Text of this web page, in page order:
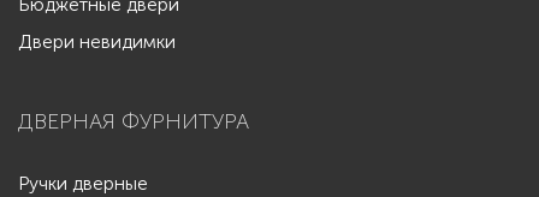
Бюджетные двери
Двери невидимки
ДВЕРНАЯ ФУРНИТУРА
Ручки дверные